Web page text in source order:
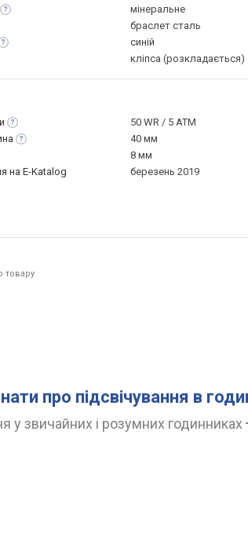
мінеральне
браслет сталь
синій
кліпса (розкладається)
50 WR / 5 ATM
40 мм
8 мм
на E-Katalog
березень 2019
товару
про підсвічування в
у звичайних і розумних годинниках